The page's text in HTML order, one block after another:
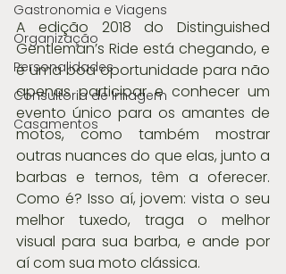
Gastronomia e Viagens
Organização
Personalidades
Consultoria de Imagem
Casamentos
A edição 2018 do Distinguished
Gentleman’s Ride está chegando, e
é uma boa oportunidade para não
apenas participar e conhecer um
evento único para os amantes de
motos, como também mostrar
outras nuances do que elas, junto a
barbas e ternos, têm a oferecer.
Como é? Isso aí, jovem: vista o seu
melhor tuxedo, traga o melhor
visual para sua barba, e ande por
aí com sua moto clássica.